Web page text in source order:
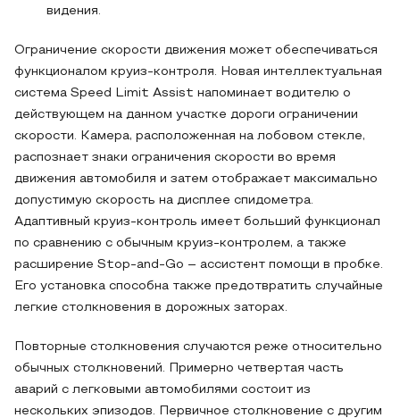
видения.
Ограничение скорости движения может обеспечиваться
функционалом круиз-контроля. Новая интеллектуальная
система Speed Limit Assist напоминает водителю о
действующем на данном участке дороги ограничении
скорости. Камера, расположенная на лобовом стекле,
распознает знаки ограничения скорости во время
движения автомобиля и затем отображает максимально
допустимую скорость на дисплее спидометра.
Адаптивный круиз-контроль имеет больший функционал
по сравнению с обычным круиз-контролем, а также
расширение Stop-and-Go – ассистент помощи в пробке.
Его установка способна также предотвратить случайные
легкие столкновения в дорожных заторах.
Повторные столкновения случаются реже относительно
обычных столкновений. Примерно четвертая часть
аварий с легковыми автомобилями состоит из
нескольких эпизодов. Первичное столкновение с другим